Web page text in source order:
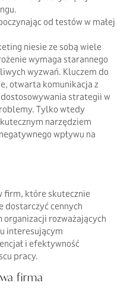
od testów w małej
niesie ze sobą wiele
wymaga starannego
wyzwań. Kluczem do
otwarta komunikacja z
strategii w
Tylko wtedy
narzędziem
wpływu na
firm, które skutecznie
dostarczyć cennych
rozważających
interesującym
i efektywność
pracy.
firma